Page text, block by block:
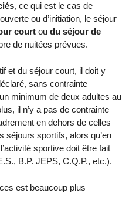
, ce qui est le cas de
ou d’initiation, le séjour
court ou du séjour de
de nuitées prévues.
et du séjour court, il doit y
sans contrainte
minimum de deux adultes au
il n’y a pas de contrainte
en dehors de celles
séjours sportifs, alors qu’en
sportive doit être fait
B.P. JEPS, C.Q.P., etc.).
est beaucoup plus